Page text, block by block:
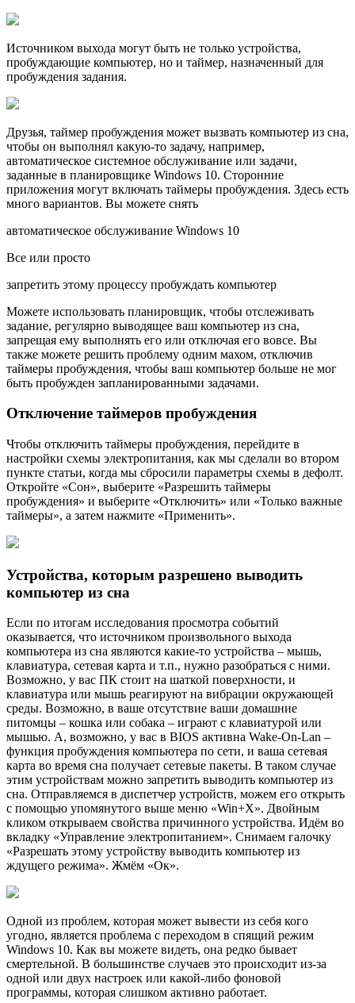
Источником выхода могут быть не только устройства,
пробуждающие компьютер, но и таймер, назначенный для
пробуждения задания.
Друзья, таймер пробуждения может вызвать компьютер из сна,
чтобы он выполнял какую-то задачу, например,
автоматическое системное обслуживание или задачи,
заданные в планировщике Windows 10. Сторонние
приложения могут включать таймеры пробуждения. Здесь есть
много вариантов. Вы можете снять
автоматическое обслуживание Windows 10
Все или просто
запретить этому процессу пробуждать компьютер
Можете использовать планировщик, чтобы отслеживать
задание, регулярно выводящее ваш компьютер из сна,
запрещая ему выполнять его или отключая его вовсе. Вы
также можете решить проблему одним махом, отключив
таймеры пробуждения, чтобы ваш компьютер больше не мог
быть пробужден запланированными задачами.
Отключение таймеров пробуждения
Чтобы отключить таймеры пробуждения, перейдите в
настройки схемы электропитания, как мы сделали во втором
пункте статьи, когда мы сбросили параметры схемы в дефолт.
Откройте «Сон», выберите «Разрешить таймеры
пробуждения» и выберите «Отключить» или «Только важные
таймеры», а затем нажмите «Применить».
Устройства, которым разрешено выводить
компьютер из сна
Если по итогам исследования просмотра событий
оказывается, что источником произвольного выхода
компьютера из сна являются какие-то устройства – мышь,
клавиатура, сетевая карта и т.п., нужно разобраться с ними.
Возможно, у вас ПК стоит на шаткой поверхности, и
клавиатура или мышь реагируют на вибрации окружающей
среды. Возможно, в ваше отсутствие ваши домашние
питомцы – кошка или собака – играют с клавиатурой или
мышью. А, возможно, у вас в BIOS активна Wake-On-Lan –
функция пробуждения компьютера по сети, и ваша сетевая
карта во время сна получает сетевые пакеты. В таком случае
этим устройствам можно запретить выводить компьютер из
сна. Отправляемся в диспетчер устройств, можем его открыть
с помощью упомянутого выше меню «Win+X». Двойным
кликом открываем свойства причинного устройства. Идём во
вкладку «Управление электропитанием». Снимаем галочку
«Разрешать этому устройству выводить компьютер из
ждущего режима». Жмём «Ок».
Одной из проблем, которая может вывести из себя кого
угодно, является проблема с переходом в спящий режим
Windows 10. Как вы можете видеть, она редко бывает
смертельной. В большинстве случаев это происходит из-за
одной или двух настроек или какой-либо фоновой
программы, которая слишком активно работает.